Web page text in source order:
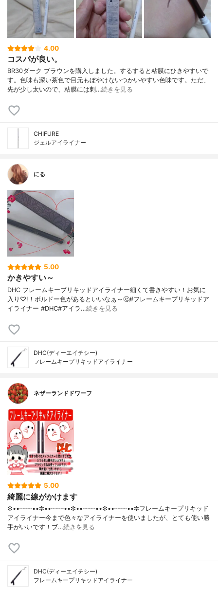
4.00
コスパが良い。
BR30ダーク ブラウンを購入しました。するすると粘膜にひきやすいで
す。色味も深い茶色で目元もぼやけないつかいやすい色味です。ただ、
先が少し太いので、粘膜には刺…続きを見る
CHIFURE
ジェルアイライナー
にる
5.00
かきやすい～
DHC フレームキープリキッドアイライナー細くて書きやすい！お気に
入り♡!！ボルドー色があるといいなぁ～🤔#フレームキープリキッドア
イライナー #DHC#アイラ…続きを見る
DHC(ディーエイチシー)
フレームキープリキッドアイライナー
ネザーランドドワーフ
5.00
綺麗に線がかけます
✼••┈┈••✼••┈┈••✼••┈┈••✼••┈┈••✼フレームキープリキッド
アイライナー今まで色々なアイライナーを使いましたが、とても使い勝
手がいいです！ブ…続きを見る
DHC(ディーエイチシー)
フレームキープリキッドアイライナー